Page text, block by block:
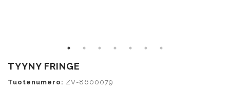
TYYNY FRINGE
Tuotenumero: ZV-8600079